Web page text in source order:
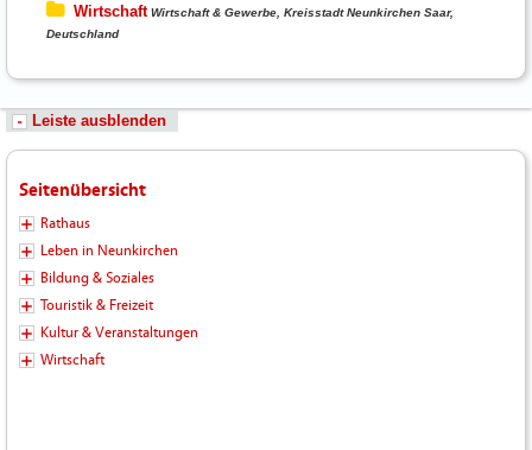
Wirtschaft Wirtschaft & Gewerbe, Kreisstadt Neunkirchen Saar,
Deutschland
Leiste ausblenden
Seitenübersicht
Rathaus
Leben in Neunkirchen
Bildung & Soziales
Touristik & Freizeit
Kultur & Veranstaltungen
Wirtschaft